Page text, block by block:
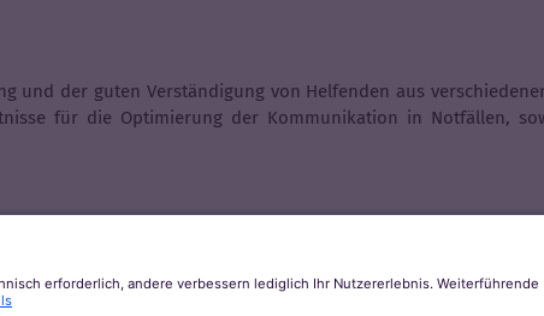
und der guten Verständigung von Helfenden aus
für die Optimierung der Kommunikation in Notfällen,